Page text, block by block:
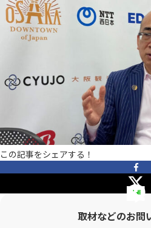
グローバル
スポーツと文化
OTEMON VIEWについて
この記事をシェアする！
取材などのお問